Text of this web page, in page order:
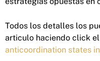
Todos los detalles los
articulo haciendo click
anticoordination states